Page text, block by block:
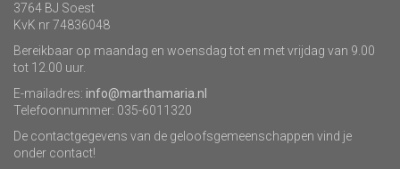
3764 BJ Soest
KvK nr 74836048
Bereikbaar op maandag en woensdag tot en met vrijdag van 9.00
tot 12.00 uur.
E-mailadres: info@marthamaria.nl
Telefoonnummer: 035-6011320
De contactgegevens van de geloofsgemeenschappen vind je
onder contact!